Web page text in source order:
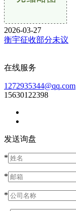
2026-03-27
衡宇征收部分未议
在线服务
1272935344@qq.com
15630122398
发送询盘
*
*
*